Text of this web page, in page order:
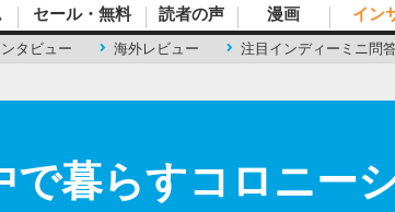
タビュー 海外レビュー 注目インディーミニ問
セール・無料 読者の声 漫画 イン
で暮らすコロニー